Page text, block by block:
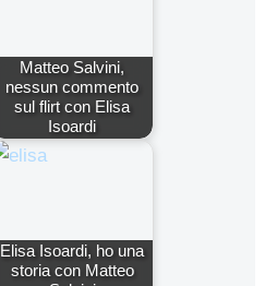
Matteo Salvini,
nessun commento
sul flirt con Elisa
Isoardi
Elisa Isoardi, ho una
storia con Matteo